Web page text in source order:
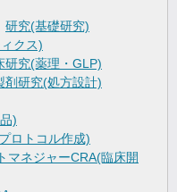
研究(基礎研究)
クス)
研究(薬理・GLP)
剤研究(処方設計)
)
ロトコル作成)
マネジャーCRA(臨床開